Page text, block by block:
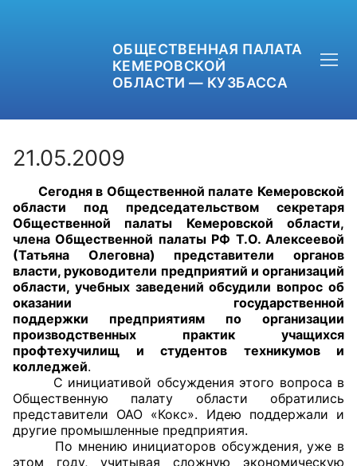
ОБЩЕСТВЕННАЯ ПАЛАТА
КЕМЕРОВСКОЙ
ОБЛАСТИ — КУЗБАССА
+7 (3842) 58-82-40
OPKO42@BK.RU
ОБРАТНАЯ СВЯЗЬ
Главная
Общественные советы
Общественные советы при территориальных
21.05.2009
Сегодня в Общественной палате Кемеровской
области под председательством секретаря
Общественной палаты Кемеровской области,
члена Общественной палаты РФ Т.О. Алексеевой
(Татьяна Олеговна) представители органов
власти, руководители предприятий и организаций
области, учебных заведений обсудили вопрос об
оказании государственной
поддержки предприятиям по организации
производственных практик учащихся
профтехучилищ и студентов техникумов и
колледжей.
С инициативой обсуждения этого вопроса в
Общественную палату области обратились
представители ОАО «Кокс». Идею поддержали и
другие промышленные предприятия.
По мнению инициаторов обсуждения, уже в
этом году, учитывая сложную экономическую